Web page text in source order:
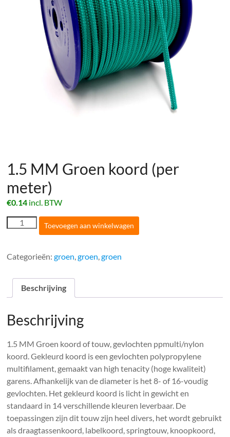
1.5 MM Groen koord (per
meter)
€0.14 incl. BTW
MM
(per
Toevoegen aan winkelwagen
Categorieën:groen,groen,groen
Beschrijving
Beschrijving
1.5 MM Groen koord of touw, gevlochten ppmulti/nylon
koord. Gekleurd koord is een gevlochten polypropylene
multifilament, gemaakt van high tenacity (hoge kwaliteit)
garens. Afhankelijk van de diameter is het 8- of 16-voudig
gevlochten. Het gekleurd koord is licht in gewicht en
standaard in 14 verschillende kleuren leverbaar. De
toepassingen zijn dit touw zijn heel divers, het wordt gebruikt
als draagtassenkoord, labelkoord, springtouw, knoopkoord,